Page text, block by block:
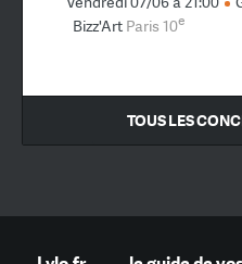
Bizz'Art Paris 10e
TOUS LES